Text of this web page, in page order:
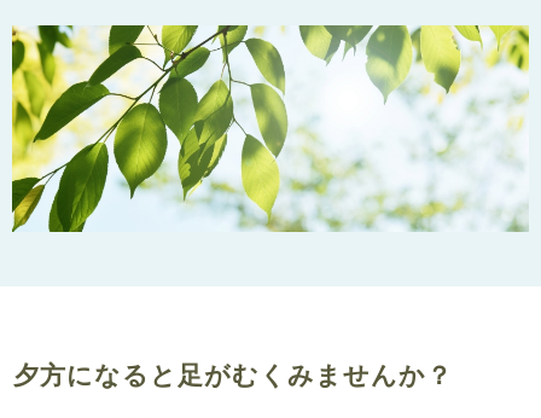
夕方になると足がむくみませんか？